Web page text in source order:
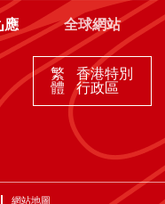
應
全球網站
繁
體
香港特別
行政區
網站地圖